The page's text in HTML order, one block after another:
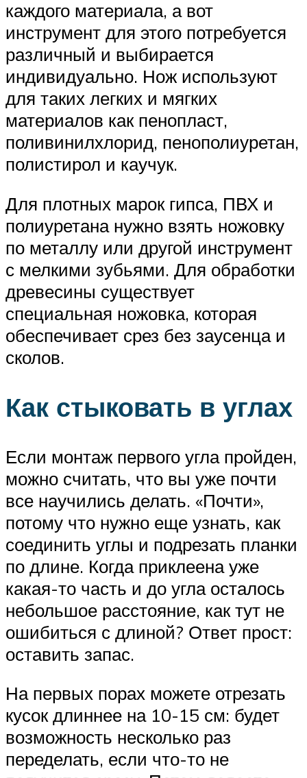
каждого материала, а вот
инструмент для этого потребуется
различный и выбирается
индивидуально. Нож используют
для таких легких и мягких
материалов как пенопласт,
поливинилхлорид, пенополиуретан,
полистирол и каучук.
Для плотных марок гипса, ПВХ и
полиуретана нужно взять ножовку
по металлу или другой инструмент
с мелкими зубьями. Для обработки
древесины существует
специальная ножовка, которая
обеспечивает срез без заусенца и
сколов.
Как стыковать в углах
Если монтаж первого угла пройден,
можно считать, что вы уже почти
все научились делать. «Почти»,
потому что нужно еще узнать, как
соединить углы и подрезать планки
по длине. Когда приклеена уже
какая-то часть и до угла осталось
небольшое расстояние, как тут не
ошибиться с длиной? Ответ прост:
оставить запас.
На первых порах можете отрезать
кусок длиннее на 10-15 см: будет
возможность несколько раз
переделать, если что-то не